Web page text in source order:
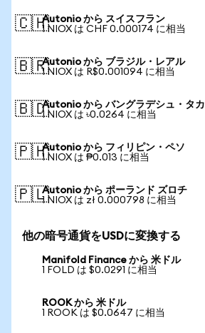
🇨🇭Autonio から スイスフラン
1 NIOX は CHF 0.000174 に相当
🇧🇷Autonio から ブラジル・レアル
1 NIOX は R$0.001094 に相当
🇧🇩Autonio から バングラデシュ・タカ
1 NIOX は ৳0.0264 に相当
🇵🇭Autonio から フィリピン・ペソ
1 NIOX は ₱0.013 に相当
🇵🇱Autonio から ポーランド ズロチ
1 NIOX は zł 0.000798 に相当
他の暗号通貨をUSDに変換する
Manifold Finance から 米ドル
1 FOLD は $0.0291 に相当
ROOK から 米ドル
1 ROOK は $0.0647 に相当